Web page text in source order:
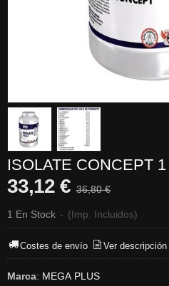
ISOLATE CONCEPT 1
33,12 € 36,80 €
1 En Stock - (Imp. Incluidos)
Costes de envío Ver descripción
Marca: MEGA PLUS